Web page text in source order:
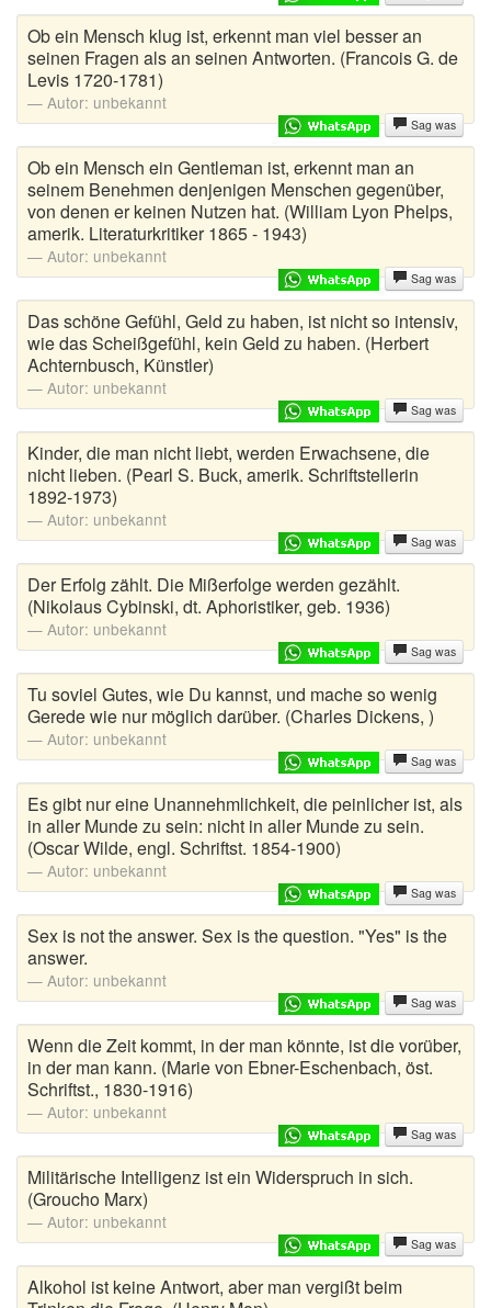
Ob ein Mensch klug ist, erkennt man viel besser an
seinen Fragen als an seinen Antworten. (Francois G. de
Levis 1720-1781)
Autor: unbekannt
Sag was
Ob ein Mensch ein Gentleman ist, erkennt man an
seinem Benehmen denjenigen Menschen gegenüber,
von denen er keinen Nutzen hat. (William Lyon Phelps,
amerik. Literaturkritiker 1865 - 1943)
Autor: unbekannt
Sag was
Das schöne Gefühl, Geld zu haben, ist nicht so intensiv,
wie das Scheißgefühl, kein Geld zu haben. (Herbert
Achternbusch, Künstler)
Autor: unbekannt
Sag was
Kinder, die man nicht liebt, werden Erwachsene, die
nicht lieben. (Pearl S. Buck, amerik. Schriftstellerin
1892-1973)
Autor: unbekannt
Sag was
Der Erfolg zählt. Die Mißerfolge werden gezählt.
(Nikolaus Cybinski, dt. Aphoristiker, geb. 1936)
Autor: unbekannt
Sag was
Tu soviel Gutes, wie Du kannst, und mache so wenig
Gerede wie nur möglich darüber. (Charles Dickens, )
Autor: unbekannt
Sag was
Es gibt nur eine Unannehmlichkeit, die peinlicher ist, als
in aller Munde zu sein: nicht in aller Munde zu sein.
(Oscar Wilde, engl. Schriftst. 1854-1900)
Autor: unbekannt
Sag was
Sex is not the answer. Sex is the question. "Yes" is the
answer.
Autor: unbekannt
Sag was
Wenn die Zeit kommt, in der man könnte, ist die vorüber,
in der man kann. (Marie von Ebner-Eschenbach, öst.
Schriftst., 1830-1916)
Autor: unbekannt
Sag was
Militärische Intelligenz ist ein Widerspruch in sich.
(Groucho Marx)
Autor: unbekannt
Sag was
Alkohol ist keine Antwort, aber man vergißt beim